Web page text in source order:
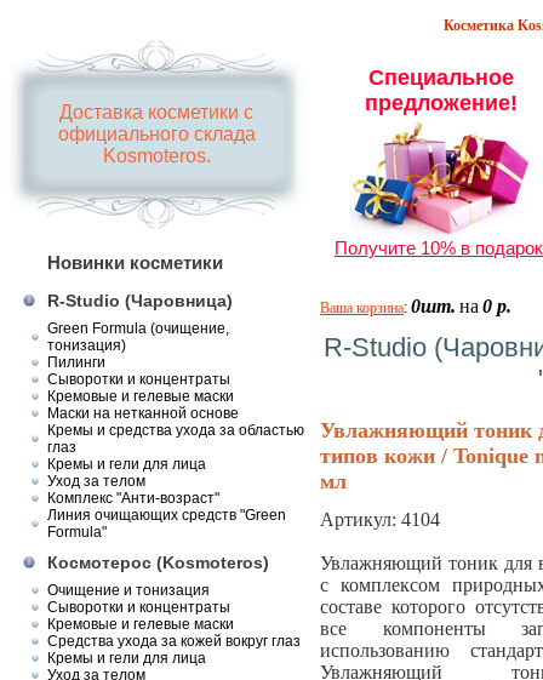
Косметика
Доставка косметики с
официального склада
Kosmoteros.
Новинки косметики
R-Studio (Чаровница)
Green Formula (очищение,
тонизация)
Пилинги
Сыворотки и концентраты
Кремовые и гелевые маски
Маски на нетканной основе
Кремы и средства ухода за областью
глаз
Кремы и гели для лица
Уход за телом
Комплекс "Анти-возраст"
Линия очищающих средств "Green
Formula"
Космотерос (Kosmoteros)
Очищение и тонизация
Сыворотки и концентраты
Кремовые и гелевые маски
Средства ухода за кожей вокруг глаз
Кремы и гели для лица
Уход за телом
Специальное
предложение!
Получите 10% в
Ваша корзина: 0шт. на 0 р.
R-Studio
Увлажняющий тоник
типов кожи / Tonique
мл
Артикул: 4104
Увлажняющий тоник для
с комплексом
составе которого
все компоненты
использованию
Увлажняющий